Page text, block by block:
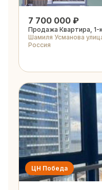
7 700 000 ₽
Продажа Квартира, 1-
Шамиля Усманова
Россия
ЦН Победа